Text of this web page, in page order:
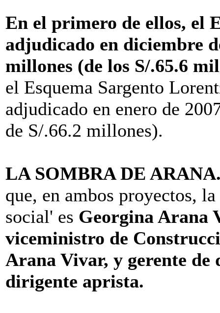
En el primero de ellos, el
adjudicado en diciembre
millones (de los S/.65.6
el Esquema Sargento
adjudicado en enero de
de S/.66.2 millones).
LA SOMBRA DE
que, en ambos proyectos,
social' es Georgina Arana
viceministro de
Arana Vivar, y gerente de
dirigente aprista.